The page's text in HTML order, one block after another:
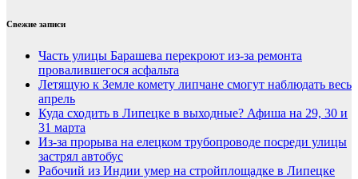
Свежие записи
Часть улицы Барашева перекроют из-за ремонта
провалившегося асфальта
Летящую к Земле комету липчане смогут наблюдать весь
апрель
Куда сходить в Липецке в выходные? Афиша на 29, 30 и
31 марта
Из-за прорыва на елецком трубопроводе посреди улицы
застрял автобус
Рабочий из Индии умер на стройплощадке в Липецке